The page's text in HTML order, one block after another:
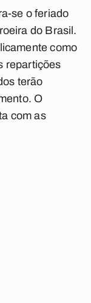
se o feriado
do Brasil.
como
repartições
terão
O
com as